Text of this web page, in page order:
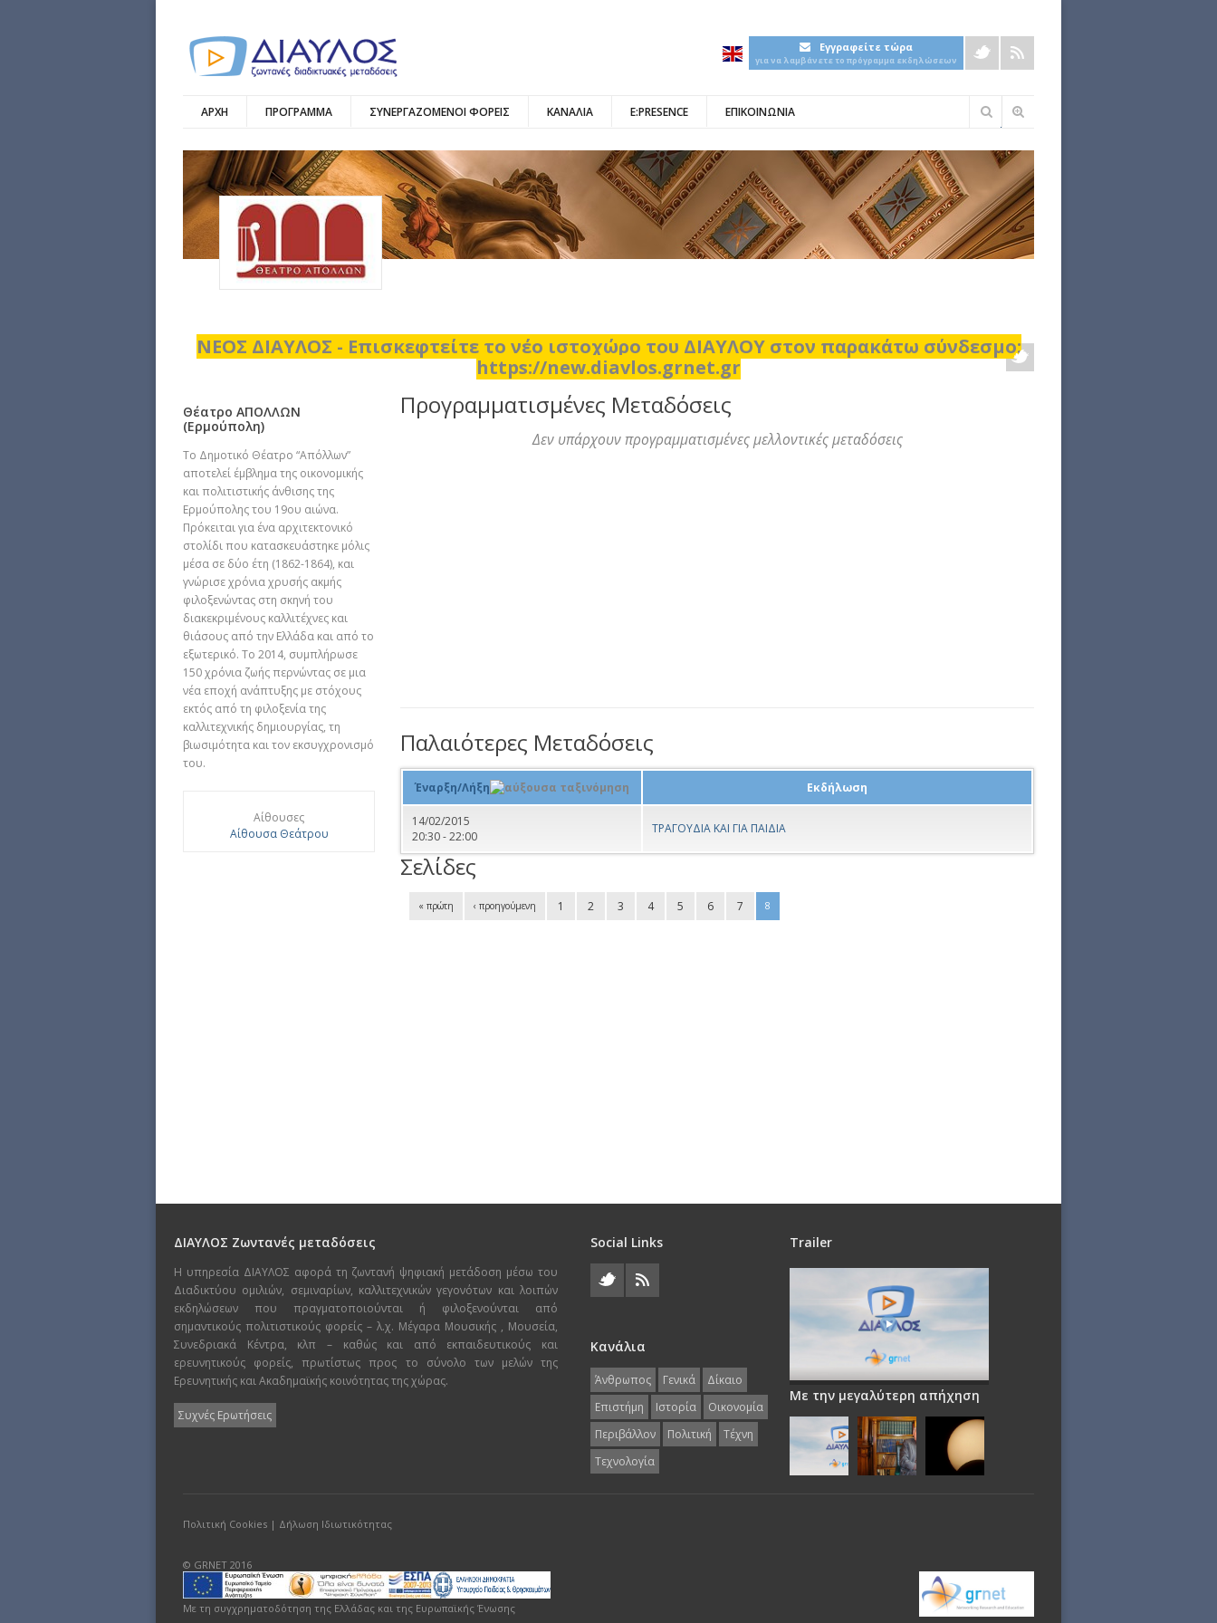
Εγγραφείτε τώρα
για να λαμβάνετε το πρόγραμμα εκδηλώσεων
ΑΡΧΗ ΠΡΟΓΡΑΜΜΑ ΣΥΝΕΡΓΑΖΟΜΕΝΟΙ ΦΟΡΕΙΣ ΚΑΝΑΛΙΑ E:PRESENCE ΕΠΙΚΟΙΝΩΝΙΑ
Φόρμα
ΝΕΟΣ ΔΙΑΥΛΟΣ - Επισκεφτείτε το νέο ιστοχώρο του ΔΙΑΥΛΟΥ στον παρακάτω σύνδεσμο:
https://new.diavlos.grnet.gr
Θέατρο ΑΠΟΛΛΩΝ
(Ερμούπολη)
Το Δημοτικό Θέατρο “Απόλλων”
αποτελεί έμβλημα της οικονομικής
και πολιτιστικής άνθισης της
Ερμούπολης του 19ου αιώνα.
Πρόκειται για ένα αρχιτεκτονικό
στολίδι που κατασκευάστηκε μόλις
μέσα σε δύο έτη (1862-1864), και
γνώρισε χρόνια χρυσής ακμής
φιλοξενώντας στη σκηνή του
διακεκριμένους καλλιτέχνες και
θιάσους από την Ελλάδα και από το
εξωτερικό. Το 2014, συμπλήρωσε
150 χρόνια ζωής περνώντας σε μια
νέα εποχή ανάπτυξης με στόχους
εκτός από τη φιλοξενία της
καλλιτεχνικής δημιουργίας, τη
βιωσιμότητα και τον εκσυγχρονισμό
του.
Αίθουσες
Αίθουσα Θεάτρου
Προγραμματισμένες Μεταδόσεις
Δεν υπάρχουν προγραμματισμένες μελλοντικές μεταδόσεις
Παλαιότερες Μεταδόσεις
Έναρξη/Λήξη Εκδήλωση
14/02/2015
20:30 - 22:00
ΤΡΑΓΟΥΔΙΑ ΚΑΙ ΓΙΑ ΠΑΙΔΙΑ
Σελίδες
« πρώτη ‹ προηγούμενη 1 2 3 4 5 6 7 8
ΔΙΑΥΛΟΣ Ζωντανές μεταδόσεις
Η υπηρεσία ΔΙΑΥΛΟΣ αφορά τη ζωντανή ψηφιακή μετάδοση μέσω του
Διαδικτύου ομιλιών, σεμιναρίων, καλλιτεχνικών γεγονότων και λοιπών
εκδηλώσεων που πραγματοποιούνται ή φιλοξενούνται από
σημαντικούς πολιτιστικούς φορείς – λ.χ. Μέγαρα Μουσικής , Μουσεία,
Συνεδριακά Κέντρα, κλπ – καθώς και από εκπαιδευτικούς και
ερευνητικούς φορείς, πρωτίστως προς το σύνολο των μελών της
Ερευνητικής και Ακαδημαϊκής κοινότητας της χώρας.
Συχνές Ερωτήσεις
Social Links
Κανάλια
Άνθρωπος Γενικά
Δίκαιο
Επιστήμη
Ιστορία
Οικονομία
Περιβάλλον
Πολιτική
Τέχνη
Τεχνολογία
Trailer
Με την μεγαλύτερη απήχηση
Πολιτική Cookies | Δήλωση Ιδιωτικότητας
© GRNET 2016
Με τη συγχρηματοδότηση της Ελλάδας και της Ευρωπαϊκής Ένωσης